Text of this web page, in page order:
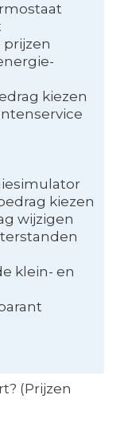
prijzen
kiezen
kiezen
wijzigen
klein- en
(Prijzen